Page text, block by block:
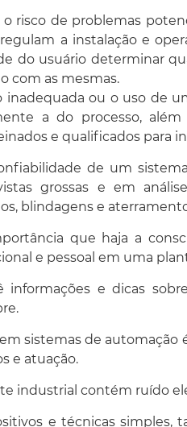
risco de problemas
a instalação e
do usuário determinar
com as mesmas.
inadequada ou o uso de
a do processo,
e qualificados para
de um
grossas e em
blindagens e
que haja a
e pessoal em uma
informações e dicas
sistemas de
e atuação.
industrial contém ruído
e técnicas simples,